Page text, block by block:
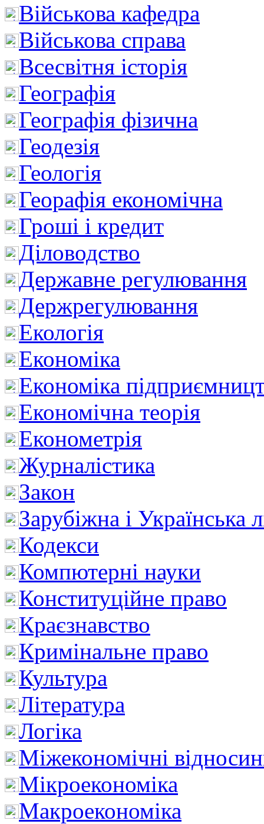
Військова кафедра
Військова справа
Всесвітня історія
Географія
Географія фізична
Геодезія
Геологія
Георафія економічна
Гроші і кредит
Діловодство
Державне регулювання
Держрегулювання
Екологія
Економіка
Економіка
Економічна теорія
Економетрія
Журналістика
Закон
Зарубіжна і Українська
Кодекси
Компютерні науки
Конституційне право
Краєзнавство
Кримінальне право
Культура
Література
Логіка
Міжекономічні
Мікроекономіка
Макроекономіка